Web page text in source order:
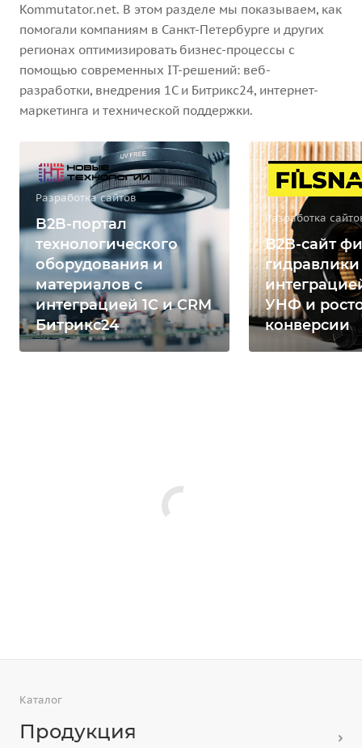
Kommutator.net. В этом разделе мы показываем, как
помогали компаниям в Санкт-Петербурге и других
регионах оптимизировать бизнес-процессы с
помощью современных IT-решений: веб-
разработки, внедрения 1С и Битрикс24, интернет-
маркетинга и технической поддержки.
Разработка сайтов
B2B-портал
технологического
оборудования и
материалов с
интеграцией 1С и CRM
Битрикс24
Разработка
B2B-сайт
гидравлики
УНФ и
конверсии
Каталог
Продукция